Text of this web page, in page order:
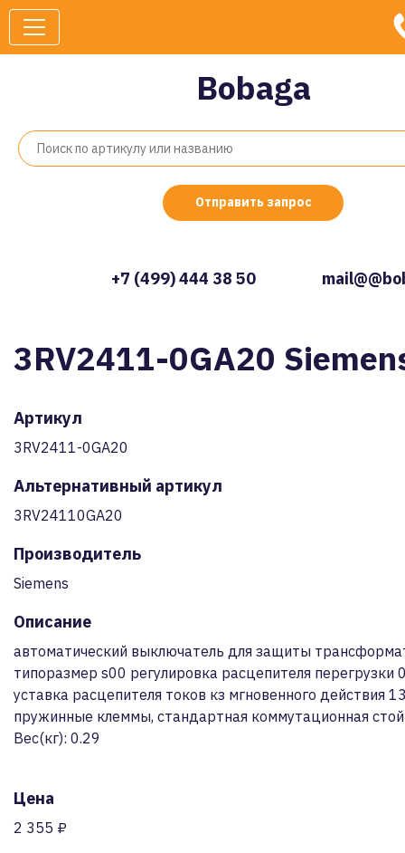
Bobaga
Отправить запрос
+7 (499) 444 38 50
3RV2411-0GA20
Артикул
3RV2411-0GA20
Альтернативный артикул
3RV24110GA20
Производитель
Siemens
Описание
автоматический выключатель для защиты
типоразмер s00 регулировка расцепителя перегрузки
уставка расцепителя токов кз мгновенного действия
пружинные клеммы, стандартная коммутационная
Вес(кг): 0.29
Цена
2 355 ₽